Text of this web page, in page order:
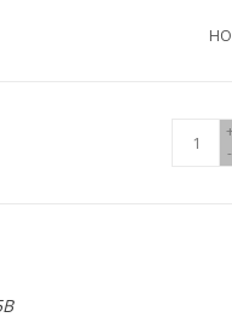
+
-